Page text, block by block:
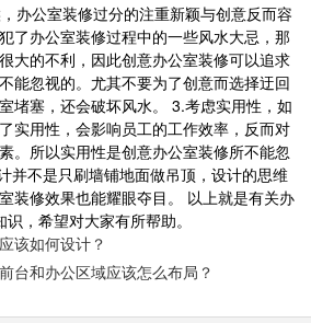
办公室装修过分的注重新颖与创意反而容
了办公室装修过程中的一些风水大忌，那
大的不利，因此创意办公室装修可以追求
能忽视的。尤其不要为了创意而选择迂回
堵塞，还会破坏风水。 3.考虑实用性，如
实用性，会影响员工的工作效率，反而对
。所以实用性是创意办公室装修所不能忽
并不是只刷墙铺地面做吊顶，设计的思维
装修效果也能耀眼夺目。 以上就是有关办
，希望对大家有所帮助。
该如何设计？
台和办公区域应该怎么布局？
师为此间工作者创造大器格局的环境，玄关
生态石墙与品牌图型互辉映，不仅相当吸
更让...
07-23
办公室装修_金丰禾
计案例大气经典，宽敞的前台接待空间，以
的线条构筑基本的框架，简明清晰；在明朗
间构图里...
06-26
部办公室装修设计
公室的室内装饰上，同样从地产公司的职业